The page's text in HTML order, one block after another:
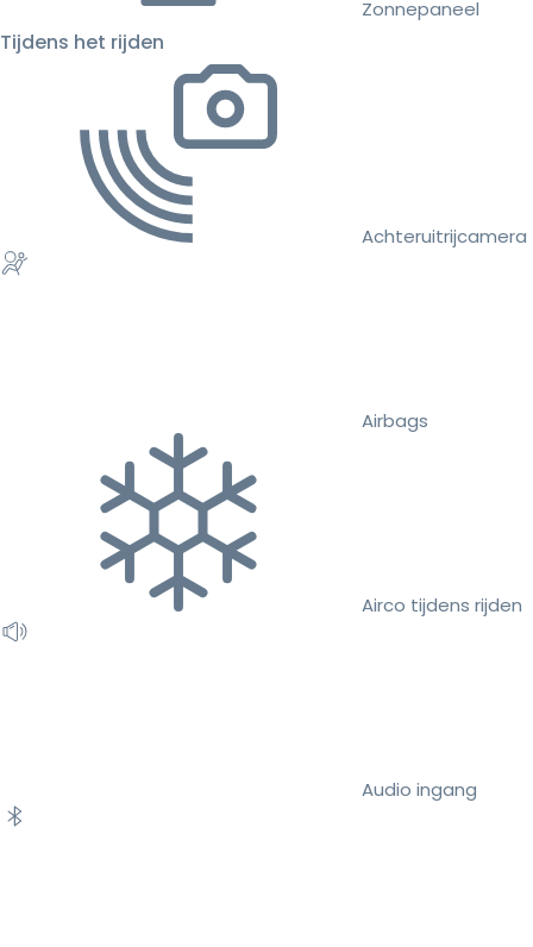
Zonnepaneel
Tijdens het rijden
Achteruitrijcamera
Airbags
Airco tijdens rijden
Audio ingang